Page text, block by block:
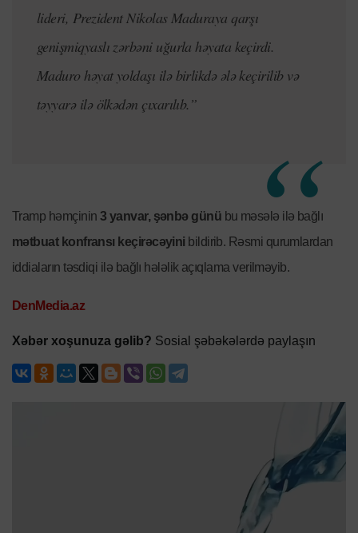
lideri, Prezident Nikolas Maduraya qarşı
genişmiqyaslı zərbəni uğurla həyata keçirdi.
Maduro həyat yoldaşı ilə birlikdə ələ keçirilib və
təyyarə ilə ölkədən çıxarılıb.”
Tramp həmçinin 3 yanvar, şənbə günü bu məsələ ilə bağlı
mətbuat konfransı keçirəcəyini bildirib. Rəsmi qurumlardan
iddiaların təsdiqi ilə bağlı hələlik açıqlama verilməyib.
DenMedia.az
Xəbər xoşunuza gəlib? Sosial şəbəkələrdə paylaşın